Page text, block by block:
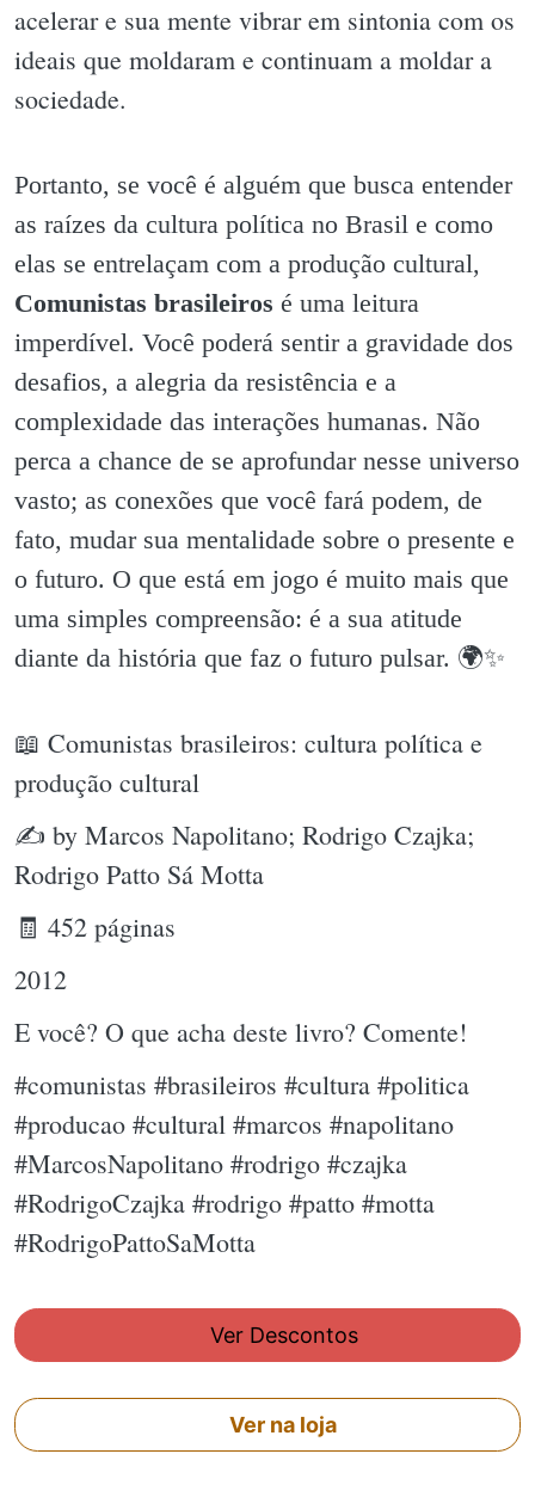
acelerar e sua mente vibrar em sintonia com os
ideais que moldaram e continuam a moldar a
sociedade.
Portanto, se você é alguém que busca entender
as raízes da cultura política no Brasil e como
elas se entrelaçam com a produção cultural,
Comunistas brasileiros é uma leitura
imperdível. Você poderá sentir a gravidade dos
desafios, a alegria da resistência e a
complexidade das interações humanas. Não
perca a chance de se aprofundar nesse universo
vasto; as conexões que você fará podem, de
fato, mudar sua mentalidade sobre o presente e
o futuro. O que está em jogo é muito mais que
uma simples compreensão: é a sua atitude
diante da história que faz o futuro pulsar. 🌍✨️
📖 Comunistas brasileiros: cultura política e
produção cultural
✍ by Marcos Napolitano; Rodrigo Czajka;
Rodrigo Patto Sá Motta
🧾 452 páginas
2012
E você? O que acha deste livro? Comente!
#comunistas #brasileiros #cultura #politica
#producao #cultural #marcos #napolitano
#MarcosNapolitano #rodrigo #czajka
#RodrigoCzajka #rodrigo #patto #motta
#RodrigoPattoSaMotta
Ver Descontos
Ver na loja